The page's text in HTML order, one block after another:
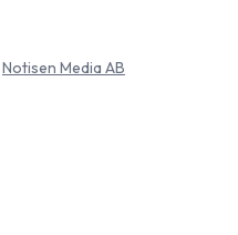
Notisen Media AB